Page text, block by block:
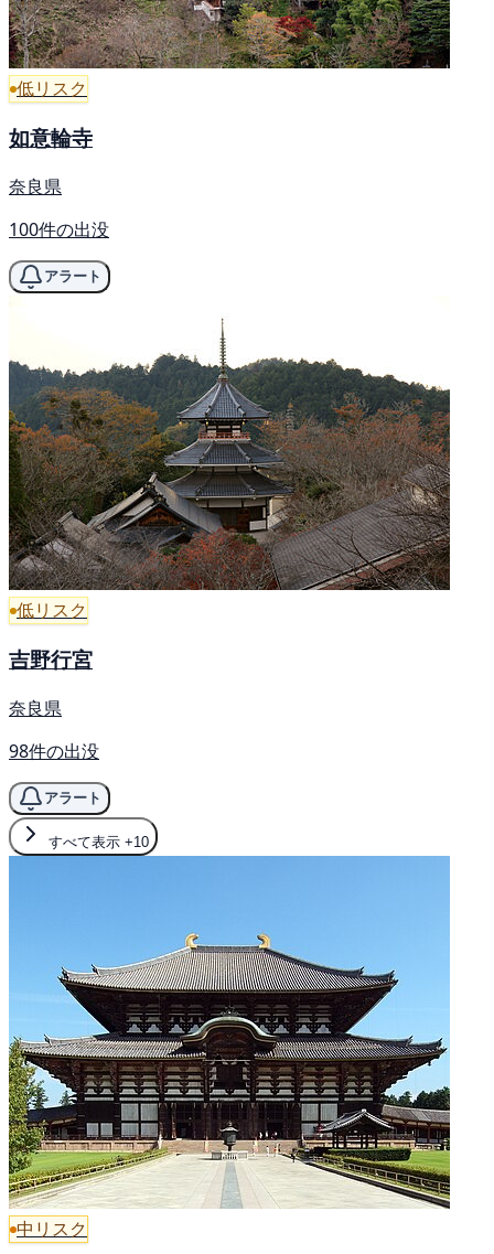
低リスク
如意輪寺
奈良県
100件の出没
アラート
低リスク
吉野行宮
奈良県
98件の出没
アラート
すべて表示 +10
中リスク